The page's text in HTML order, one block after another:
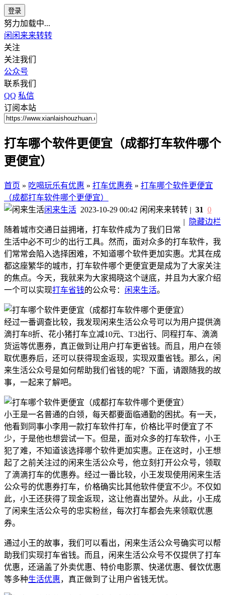
登录
努力加载中...
闲闲来来转转
关注
关注我们
公众号
联系我们
QQ 私信
订阅本站
打车哪个软件更便宜（成都打车软件哪个
更便宜）
首页 » 吃喝玩乐有优惠 » 打车优惠券 » 打车哪个软件更便宜
（成都打车软件哪个更便宜）
闲来生活 2023-10-29 00:42 闲闲来来转转
|
隐藏边栏
| 31 0
随着城市交通日益拥堵，打车软件成为了我们日常
生活中必不可少的出行工具。然而，面对众多的打车软件，我
们常常会陷入选择困难，不知道哪个软件更加实惠。尤其在成
都这座繁华的城市，打车软件哪个更便宜更是成为了大家关注
的焦点。今天，我就来为大家揭晓这个谜底，并且为大家介绍
一个可以实现打车省钱的公众号： 闲来生活。
经过一番调查比较，我发现闲来生活公众号可以为用户提供滴
滴打车8折、花小猪打车立减10元、T3出行、同程打车、滴滴
货运等优惠券，真正做到让用户打车更省钱。而且，用户在领
取优惠券后，还可以获得现金返现，实现双重省钱。那么，闲
来生活公众号是如何帮助我们省钱的呢？下面，请跟随我的故
事，一起来了解吧。
小王是一名普通的白领，每天都要面临通勤的困扰。有一天，
他看到同事小李用一款打车软件打车，价格比平时便宜了不
少，于是他也想尝试一下。但是，面对众多的打车软件，小王
犯了难，不知道该选择哪个软件更加实惠。正在这时，小王想
起了之前关注过的闲来生活公众号，他立刻打开公众号，领取
了滴滴打车的优惠券。经过一番比较，小王发现使用闲来生活
公众号的优惠券打车，价格确实比其他软件便宜不少。不仅如
此，小王还获得了现金返现，这让他喜出望外。从此，小王成
了闲来生活公众号的忠实粉丝，每次打车都会先来领取优惠
券。
通过小王的故事，我们可以看出，闲来生活公众号确实可以帮
助我们实现打车省钱。而且，闲来生活公众号不仅提供了打车
优惠，还涵盖了外卖优惠、特价电影票、快递优惠、餐饮优惠
等多种生活优惠，真正做到了让用户省钱无忧。